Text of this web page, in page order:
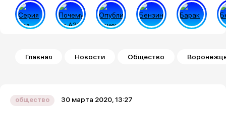
Строка навигации
Главная Новости Общество
общество 30 марта 2020, 13:27